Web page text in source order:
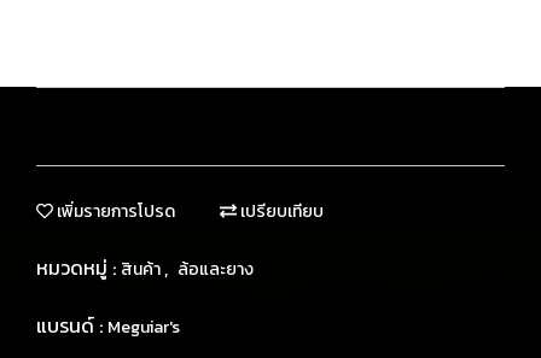
เพิ่มรายการโปรด เปรียบเทียบ
หมวดหมู่ : สินค้า, ล้อและยาง
แบรนด์ : Meguiar's